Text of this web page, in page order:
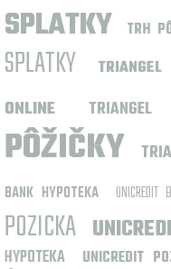
SPLATKY
TRH
SPLATKY
ONLINE
TRIANGEL
PÔŽIČKY
BANK HYPOTEKA
UNICREDIT
POZICKA
HYPOTEKA
UNICREDIT